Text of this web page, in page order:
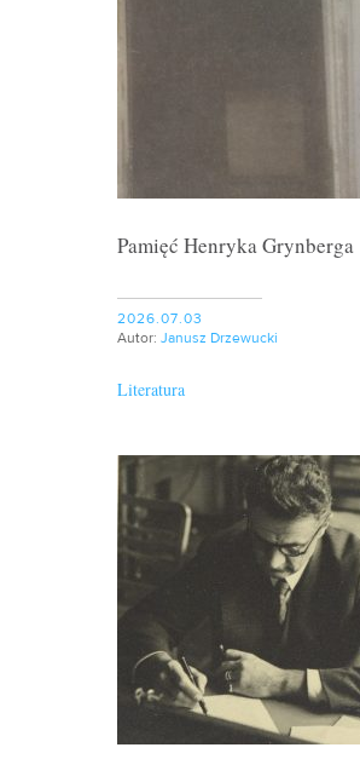
Pamięć Henryka Grynberga
2026.07.03
Autor: Janusz Drzewucki
Literatura